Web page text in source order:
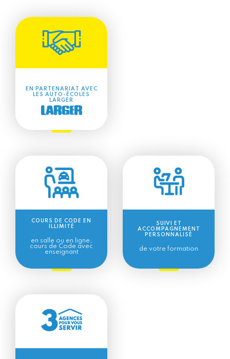
EN PARTENARIAT AVEC
LES AUTO-ÉCOLES
LARGER
COURS DE CODE EN
ILLIMITÉ
en salle ou en ligne,
cours de Code avec
enseignant
SUIVI ET
ACCOMPAGNEMENT
PERSONNALISÉ
de votre formation